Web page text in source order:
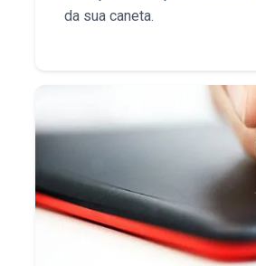
da sua caneta.